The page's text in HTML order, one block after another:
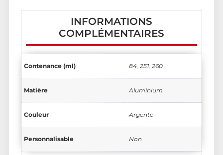
INFORMATIONS
COMPLÉMENTAIRES
Contenance (ml) 84, 251, 260
Matière Aluminium
Couleur Argenté
Personnalisable Non